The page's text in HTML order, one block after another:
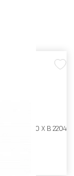
Ш 932 X Г 590 X В 2204